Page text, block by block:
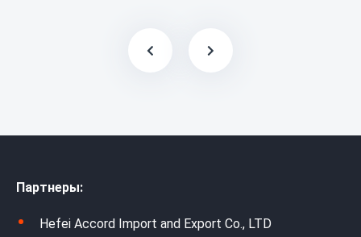
Партнеры:
Hefei Accord Import and Export Co., LTD